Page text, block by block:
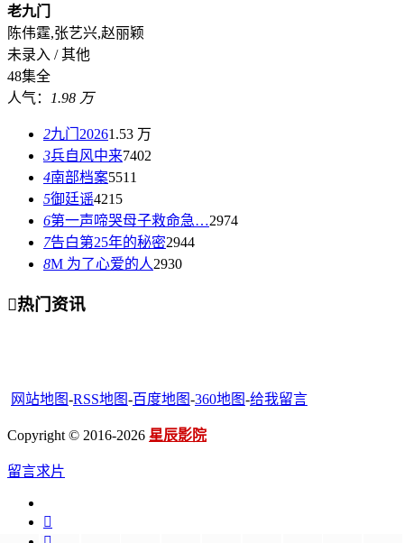
老九门
陈伟霆,张艺兴,赵丽颖
未录入 / 其他
48集全
人气：
1.98 万
2九门20261.53 万
3兵自风中来7402
4南部档案5511
5御廷谣4215
6第一声啼哭母子救命急…2974
7告白第25年的秘密2944
8M 为了心爱的人2930
热门资讯
网站地图-RSS地图-百度地图-360地图-给我留言
Copyright © 2016-2026 星辰影院
留言求片
